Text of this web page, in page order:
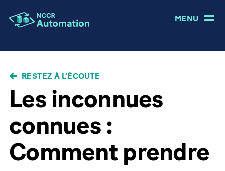
MENU
FIL RESTEZ À L’ÉCOUTE
Les inconnues
connues :
Comment prendre